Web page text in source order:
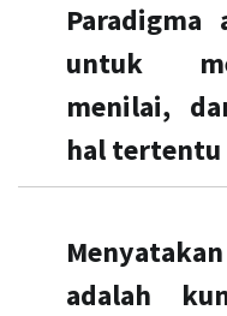
Paradigma
untuk
menilai,
hal
adalah